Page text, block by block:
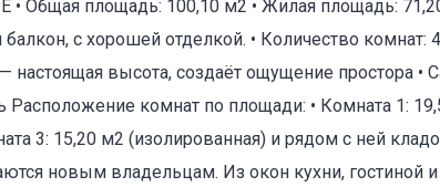
Общая площадь: 100,10 м2 • Жилая площадь:
с хорошей отделкой. • Количество комнат:
настоящая высота, создаёт ощущение простора
Расположение комнат по площади: • Комната 1:
3: 15,20 м2 (изолированная) и рядом с ней
новым владельцам. Из окон кухни, гостиной
на объявление